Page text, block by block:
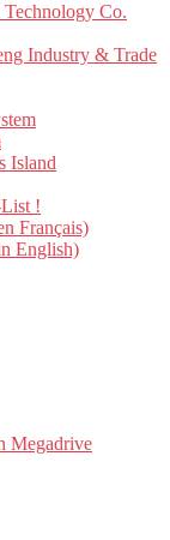
Co.
Industry & Trade
Island
!
Français)
English)
Megadrive